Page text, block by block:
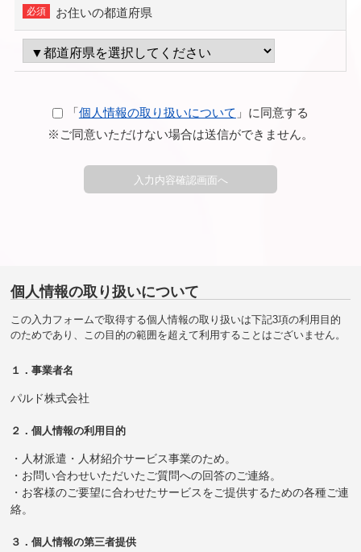
お住いの都道府県
「個人情報の取り扱いについて 」に同意する
※ご同意いただけない場合は送信ができません。
個人情報の取り扱いについて
この入力フォームで取得する個人情報の取り扱いは下記3項の利用目的
のためであり、この目的の範囲を超えて利用することはございません。
１．事業者名
パルド株式会社
２．個人情報の利用目的
・人材派遣・人材紹介サービス事業のため。
・お問い合わせいただいたご質問への回答のご連絡。
・お客様のご要望に合わせたサービスをご提供するための各種ご連
絡。
３．個人情報の第三者提供